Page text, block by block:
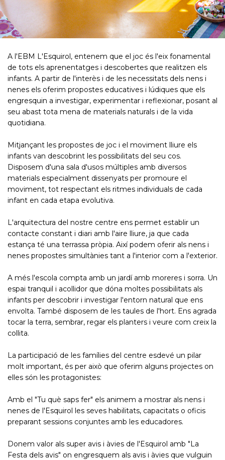
A l'EBM L'Esquirol, entenem que el joc és l'eix fonamental
de tots els aprenentatges i descobertes que realitzen els
infants. A partir de l'interès i de les necessitats dels nens i
nenes els oferim propostes educatives i lúdiques que els
engresquin a investigar, experimentar i reflexionar, posant al
seu abast tota mena de materials naturals i de la vida
quotidiana.
Mitjançant les propostes de joc i el moviment lliure els
infants van descobrint les possibilitats del seu cos.
Disposem d'una sala d'usos múltiples amb diversos
materials especialment dissenyats per promoure el
moviment, tot respectant els ritmes individuals de cada
infant en cada etapa evolutiva.
L'arquitectura del nostre centre ens permet establir un
contacte constant i diari amb l'aire lliure, ja que cada
estança té una terrassa pròpia. Així podem oferir als nens i
nenes propostes simultànies tant a l'interior com a l'exterior.
A més l'escola compta amb un jardí amb moreres i sorra. Un
espai tranquil i acollidor que dóna moltes possibilitats als
infants per descobrir i investigar l'entorn natural que ens
envolta. També disposem de les taules de l'hort. Ens agrada
tocar la terra, sembrar, regar els planters i veure com creix la
collita.
La participació de les famílies del centre esdevé un pilar
molt important, és per això que oferim alguns projectes on
elles són les protagonistes:
Amb el "Tu què saps fer" els animem a mostrar als nens i
nenes de l'Esquirol les seves habilitats, capacitats o oficis
preparant sessions conjuntes amb les educadores.
Donem valor als super avis i àvies de l'Esquirol amb "La
Festa dels avis" on engresquem als avis i àvies que vulguin